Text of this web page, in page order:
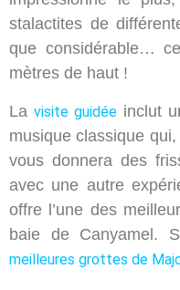
stalactites de
que considérable…
mètres de haut !
La visite guidée inclut
musique classique
vous donnera des
avec une autre
offre l’une des
baie de Canyamel.
meilleures grottes de